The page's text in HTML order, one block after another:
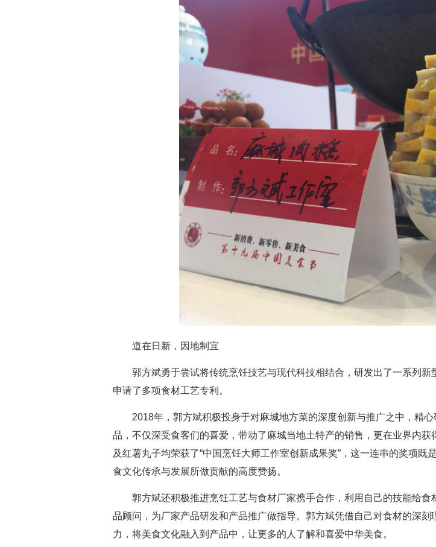
道在日新，因地制宜
郭方斌勇于尝试将传统烹饪技艺与现代科技相结合，研发出了一系列
申请了多项食材工艺专利。
2018年，郭方斌积极投身于对麻城地方菜的深度创新与推广之中，精
品，不仅深受食客们的喜爱，带动了麻城当地土特产的销售，更在业界内
及红薯丸子均荣获了“中国烹饪大师工作室创新成果奖”，这一连串的奖项
食文化传承与发展所做贡献的高度赞扬。
郭方斌还积极推进烹饪工艺与食材厂家携手合作，利用自己的技能给
品顾问，为厂家产品研发和产品推广做指导。郭方斌凭借自己对食材的深
力，将美食文化融入到产品中，让更多的人了解和喜爱中华美食。